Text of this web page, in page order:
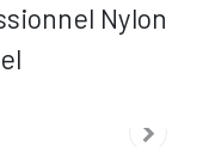
Nylon